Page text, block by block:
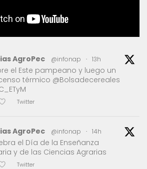
AgroPec @infonap · 13h
el Este pampeano y luego un
térmico @Bolsadecereales
Twitter
AgroPec @infonap · 14h
el Día de la Enseñanza
y de las Ciencias Agrarias
Twitter